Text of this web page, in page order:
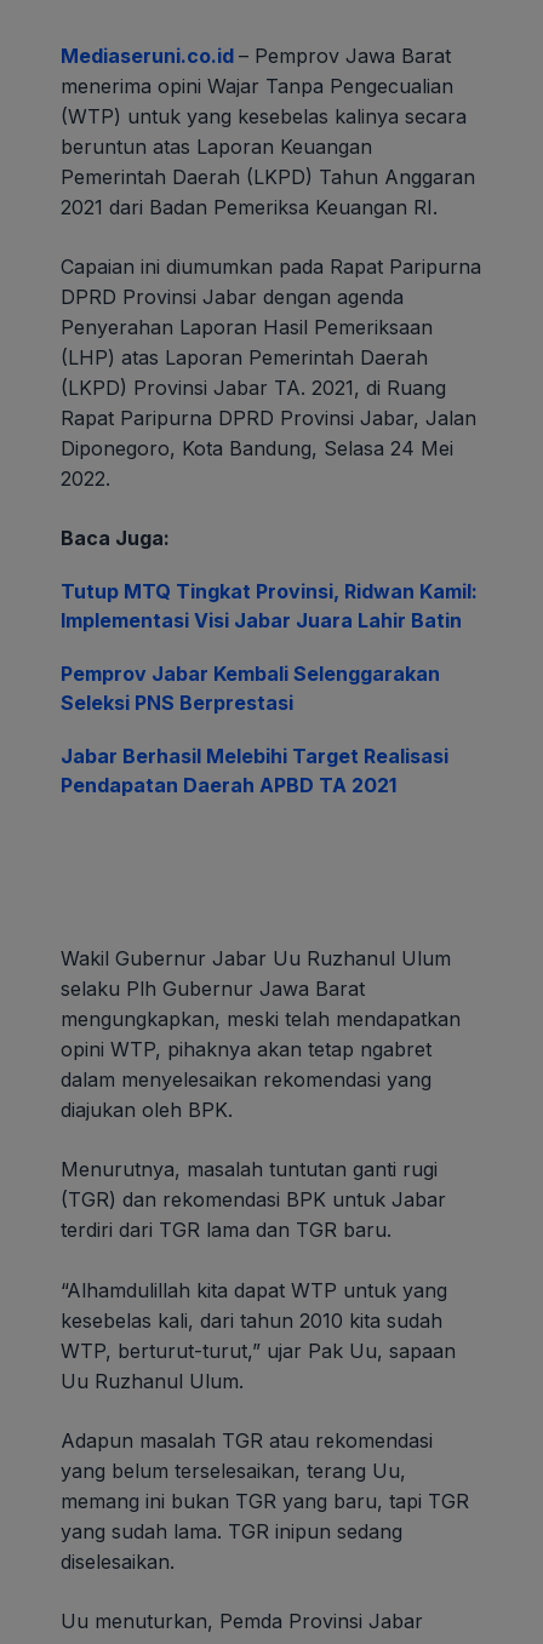
Mediaseruni.co.id – Pemprov Jawa Barat
menerima opini Wajar Tanpa Pengecualian
(WTP) untuk yang kesebelas kalinya secara
beruntun atas Laporan Keuangan
Pemerintah Daerah (LKPD) Tahun Anggaran
2021 dari Badan Pemeriksa Keuangan RI.
Capaian ini diumumkan pada Rapat Paripurna
DPRD Provinsi Jabar dengan agenda
Penyerahan Laporan Hasil Pemeriksaan
(LHP) atas Laporan Pemerintah Daerah
(LKPD) Provinsi Jabar TA. 2021, di Ruang
Rapat Paripurna DPRD Provinsi Jabar, Jalan
Diponegoro, Kota Bandung, Selasa 24 Mei
2022.
Baca Juga:
Tutup MTQ Tingkat Provinsi, Ridwan Kamil:
Implementasi Visi Jabar Juara Lahir Batin
Pemprov Jabar Kembali Selenggarakan
Seleksi PNS Berprestasi
Jabar Berhasil Melebihi Target Realisasi
Pendapatan Daerah APBD TA 2021
Wakil Gubernur Jabar Uu Ruzhanul Ulum
selaku Plh Gubernur Jawa Barat
mengungkapkan, meski telah mendapatkan
opini WTP, pihaknya akan tetap ngabret
dalam menyelesaikan rekomendasi yang
diajukan oleh BPK.
Menurutnya, masalah tuntutan ganti rugi
(TGR) dan rekomendasi BPK untuk Jabar
terdiri dari TGR lama dan TGR baru.
“Alhamdulillah kita dapat WTP untuk yang
kesebelas kali, dari tahun 2010 kita sudah
WTP, berturut-turut,” ujar Pak Uu, sapaan
Uu Ruzhanul Ulum.
Adapun masalah TGR atau rekomendasi
yang belum terselesaikan, terang Uu,
memang ini bukan TGR yang baru, tapi TGR
yang sudah lama. TGR inipun sedang
diselesaikan.
Uu menuturkan, Pemda Provinsi Jabar